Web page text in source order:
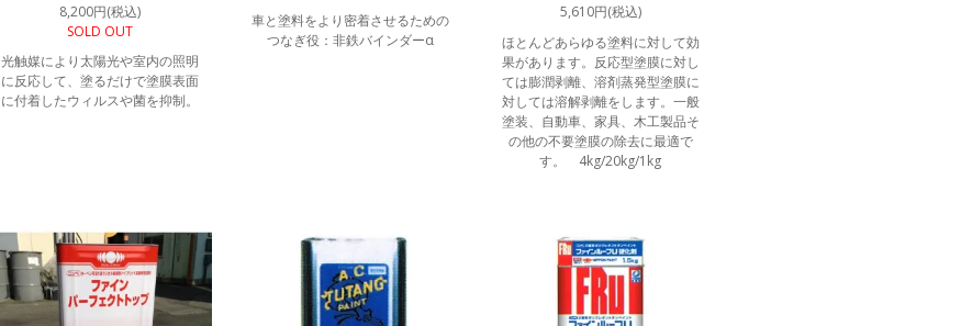
8,200円(税込)
SOLD OUT
光触媒により太陽光や室内の照明
に反応して、塗るだけで塗膜表面
に付着したウィルスや菌を抑制。
車と塗料をより密着させるための
つなぎ役：非鉄バインダーα
5,610円(税込)
ほとんどあらゆる塗料に対して効
果があります。反応型塗膜に対し
ては膨潤剥離、溶剤蒸発型塗膜に
対しては溶解剥離をします。一般
塗装、自動車、家具、木工製品そ
の他の不要塗膜の除去に最適で
す。 4kg/20kg/1kg